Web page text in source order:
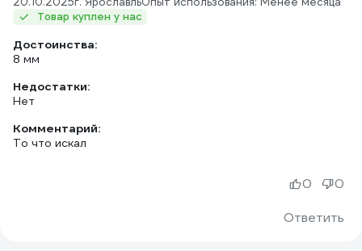
Товар куплен у нас
Достоинства:
8 мм
Недостатки:
Нет
Комментарий:
То что искал
Ответить
0 0